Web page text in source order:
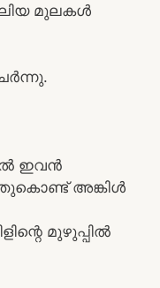
മുലകൾ
ഇവൻ
അങ്കിൾ
മുഴുപ്പിൽ